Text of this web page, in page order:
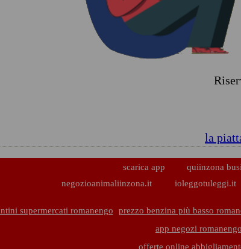
la
scarica app quiinzona
negozioanimaliinzona.it
ioleggotuleggi.it
supermercati romanengo prezzo benzina più basso
app negozi romanengo
offerte online